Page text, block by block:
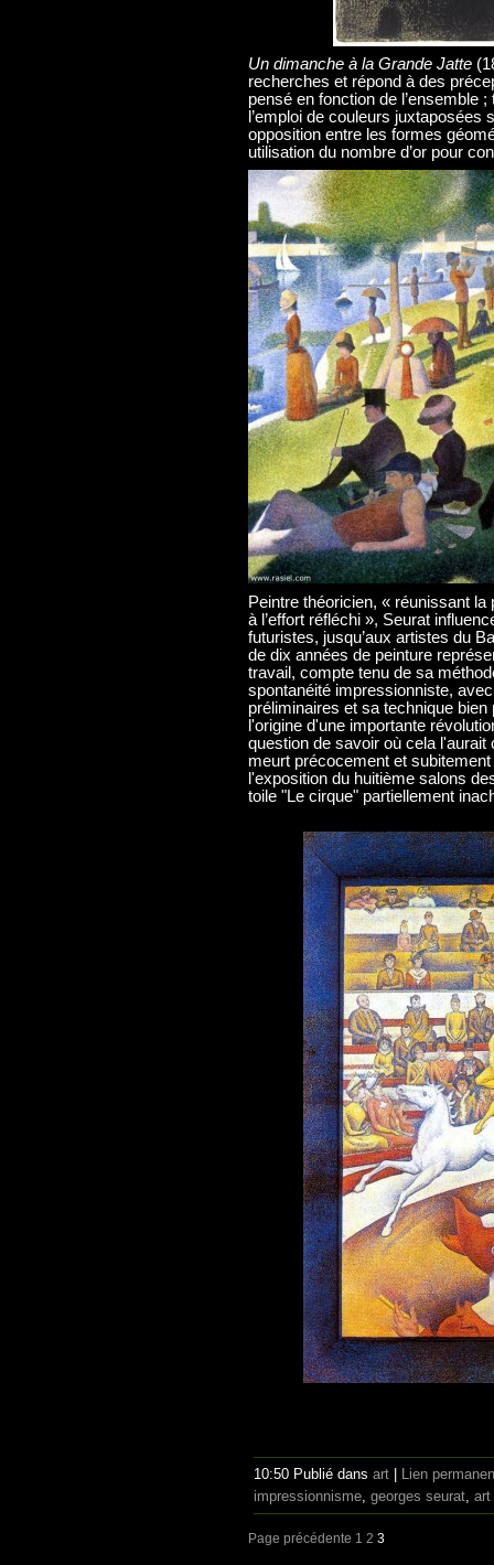
Un dimanche à la Grande Jatte
recherches et répond à des
pensé en fonction de l’ensemble
l’emploi de couleurs
opposition entre les formes
utilisation du nombre d’or pour
Peintre théoricien, « réunissant la
à l’effort réfléchi », Seurat
futuristes, jusqu’aux artistes du
de dix années de peinture
travail, compte tenu de sa
spontanéité impressionniste,
préliminaires et sa technique
l'origine d'une importante
question de savoir où cela
meurt précocement et
l'exposition du huitième salons
toile "Le cirque" partiellement
10:50 Publié dans art
Lien
impressionnisme, georges seurat, art
Page précédente 1 2 3